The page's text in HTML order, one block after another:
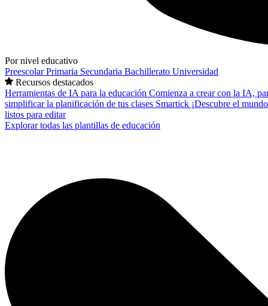
Por nivel educativo
PreescolarPrimaria Secundaria Bachillerato Universidad
Recursos destacados
Herramientas de IA para la educación Comienza a crear con la IA,
simplificar la planificación de tus clases Smartick ¡Descubre el
listos para editar
Explorar todas las plantillas de educación